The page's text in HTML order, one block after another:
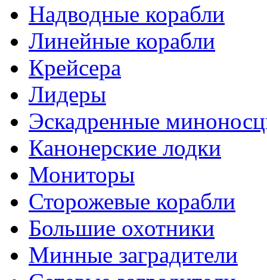
Надводные корабли
Линейные корабли
Крейсера
Лидеры
Эскадренные
Канонерские лодки
Мониторы
Сторожевые корабли
Большие охотники
Минные заградители